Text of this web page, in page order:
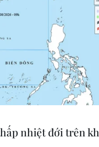
nhiệt đới trên